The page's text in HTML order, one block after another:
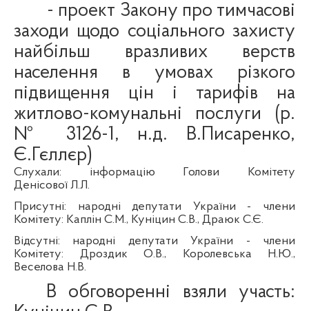
- проект Закону про тимчасові
заходи щодо соціального захисту
найбільш вразливих верств
населення в умовах різкого
підвищення цін і тарифів на
житлово-комунальні послуги (р.
№ 3126-1, н.д. В.Писаренко,
Є. Гєллєр)
Слухали: інформацію Голови
Комітету
Денісової Л.Л.
Присутні: народні депутати України - члени
Комітету: Каплін С.М., Куніцин С.В., Драюк С.Є.
Відсутні: народні депутати України - члени
Комітету: Дроздик О.В., Королевська Н.Ю.,
Веселова Н.В.
В обговоренні взяли участь: